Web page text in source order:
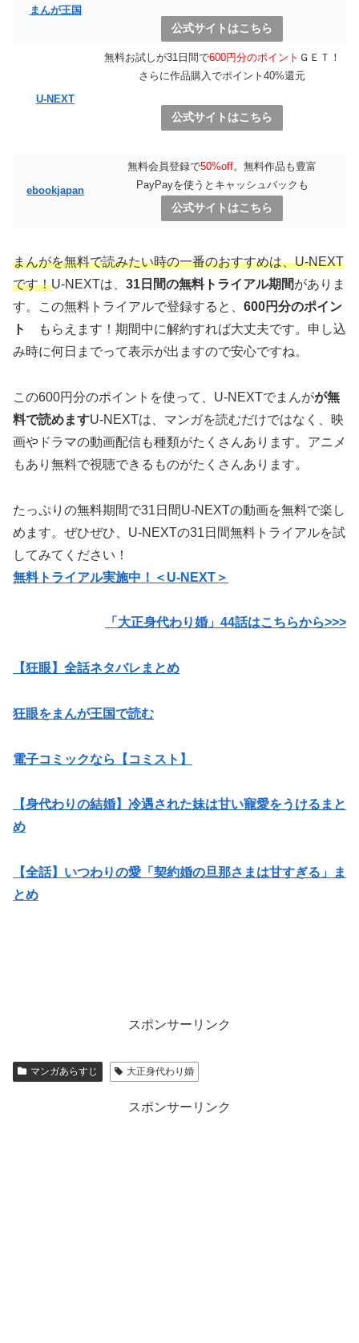
まんが王国
公式サイトはこちら
U-NEXT
無料お試しが31日間で600円分のポイント ＧＥＴ！
さらに作品購入でポイント40%還元
公式サイトはこちら
ebookjapan
無料会員登録で50%off。無料作品も豊富
PayPayを使うとキャッシュバックも
公式サイトはこちら
まんがを無料で読みたい時の一番のおすすめは、U-NEXT
です！U-NEXTは、 31日間の無料トライアル期間がありま
す。この無料トライアルで登録すると、 600円分のポイン
ト
もらえます！期間中に解約すれば大丈夫です。申し込
み時に何日までって表示が出ますので安心ですね。
この600円分のポイントを使って、U-NEXTでまんがが無
料で読めますU-NEXTは、マンガを読むだけではなく、映
画やドラマの動画配信も種類がたくさんあります。アニメ
もあり無料で視聴できるものがたくさんあります。
たっぷりの無料期間で31日間U-NEXTの動画を無料で楽し
めます。ぜひぜひ、U-NEXTの31日間無料トライアルを試
してみてください！
無料トライアル実施中！＜U-NEXT＞
「大正身代わり婚」44話はこちらから>>>
【狂眼】全話ネタバレまとめ
狂眼をまんが王国で読む
電子コミックなら【コミスト】
【身代わりの結婚】冷遇された妹は甘い寵愛をうけるまと
め
【全話】いつわりの愛「契約婚の旦那さまは甘すぎる」ま
とめ
スポンサーリンク
マンガあらすじ 大正身代わり婚
スポンサーリンク